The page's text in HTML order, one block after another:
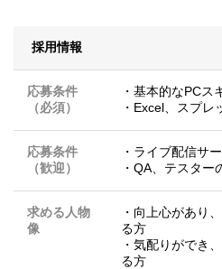
採用情報
応募条件
（必須）
・基本的なPCス
・Excel、スプレ
応募条件
（歓迎）
・ライブ配信サ
・QA、テスター
求める人物
像
・向上心があり
る方
・気配りができ
る方